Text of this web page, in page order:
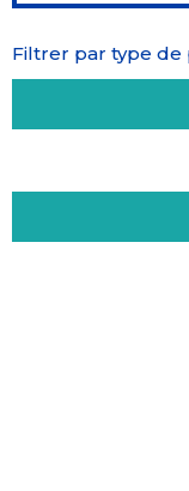
Filtrer par type de